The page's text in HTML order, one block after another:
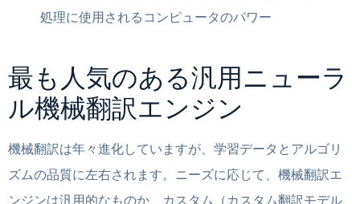
処理に使用されるコンピュータのパワー
最も人気のある汎用ニューラ
ル機械翻訳エンジン
機械翻訳は年々進化していますが、学習データとアルゴリ
ズムの品質に左右されます。ニーズに応じて、機械翻訳エ
ンジンは汎用的なものか、カスタム（カスタム翻訳モデル